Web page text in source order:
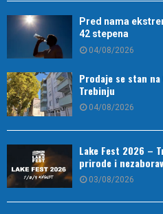
Pred nama
42 stepena
04/08/2026
Prodaje se stan na
Trebinju
04/08/2026
Lake Fest 2026 –
prirode i
03/08/2026